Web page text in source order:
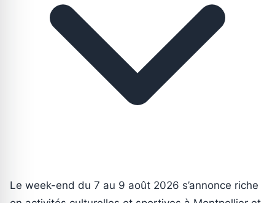
Le week-end du 7 au 9 août 2026 s’annonce riche